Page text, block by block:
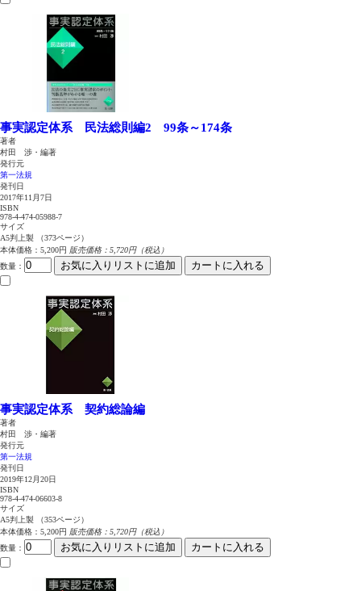
事実認定体系 民法総則編2 99条～174条
著者
村田 渉・編著
発行元
第一法規
発刊日
2017年11月7日
ISBN
978-4-474-05988-7
サイズ
A5判上製 （373ページ）
本体価格：5,200円 販売価格：5,720円（税込）
数量 ： お気に入りリストに追加 カートに入れる
事実認定体系 契約総論編
著者
村田 渉・編著
発行元
第一法規
発刊日
2019年12月20日
ISBN
978-4-474-06603-8
サイズ
A5判上製 （353ページ）
本体価格：5,200円 販売価格：5,720円（税込）
数量 ： お気に入りリストに追加 カートに入れる